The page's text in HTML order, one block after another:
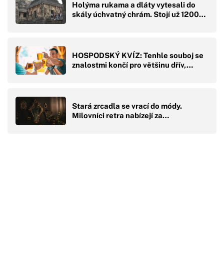
Holýma rukama a dláty vytesali do
skály úchvatný chrám. Stojí už 1200…
HOSPODSKÝ KVÍZ: Tenhle souboj se
znalostmi končí pro většinu dřív,…
Stará zrcadla se vrací do módy.
Milovníci retra nabízejí za…